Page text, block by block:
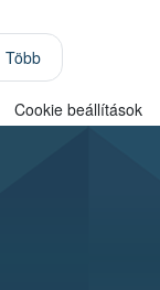
Több
Cookie beállítások